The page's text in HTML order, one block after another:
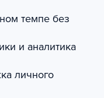
темпе без
и аналитика
личного